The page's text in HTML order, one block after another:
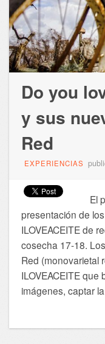
Do you
y sus
Red
EXPERIENCIAS
El
presentación de
ILOVEACEITE de
cosecha 17-18.
Red (monovarietal
ILOVEACEITE
imágenes, captar